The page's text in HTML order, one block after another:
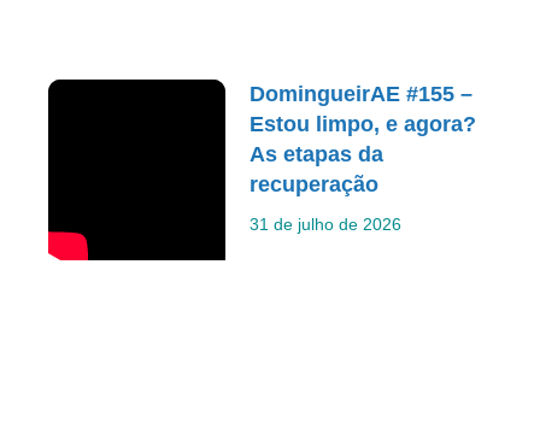
DomingueirAE #155 –
Estou limpo, e agora?
As etapas da
recuperação
31 de julho de 2026